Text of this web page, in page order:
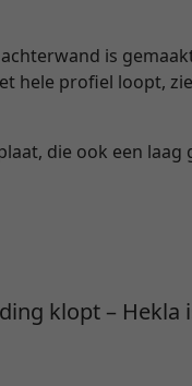
is
hele profiel loopt,
die ook een laag
klopt – Hekla